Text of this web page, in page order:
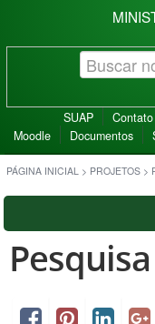
SUAP Contato
Moodle
Documentos
PÁGINA INICIAL > PROJETOS >
Pesquisa